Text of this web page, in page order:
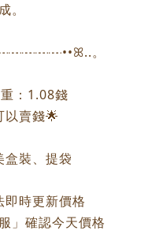
。
。
：1.08錢
以賣錢🌟
盒裝、提袋
即時更新價格
」確認今天價格